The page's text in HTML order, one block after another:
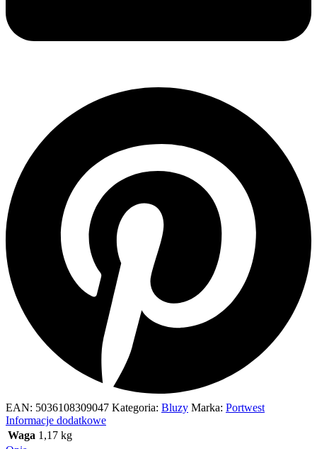
EAN: 5036108309047 Kategoria: Bluzy Marka: Portwest
Informacje dodatkowe
Waga 1,17 kg